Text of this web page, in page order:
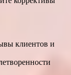
клиентов и